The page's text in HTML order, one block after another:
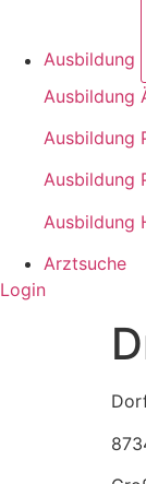
Ausbildung
Ausbildung
Ausbildung
Ausbildung
Ausbildung
Arztsuche
Login